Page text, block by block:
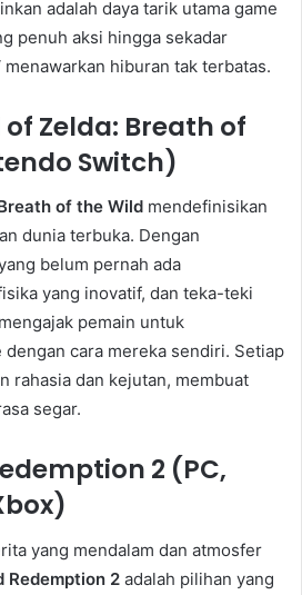
adalah daya tarik utama game
penuh aksi hingga sekadar
hiburan tak terbatas.
of Zelda: Breath of
Switch)
of the Wild mendefinisikan
dunia terbuka. Dengan
belum pernah ada
yang inovatif, dan teka-teki
pemain untuk
cara mereka sendiri. Setiap
rahasia dan kejutan, membuat
segar.
2 (PC,
yang mendalam dan atmosfer
Redemption 2 adalah pilihan yang